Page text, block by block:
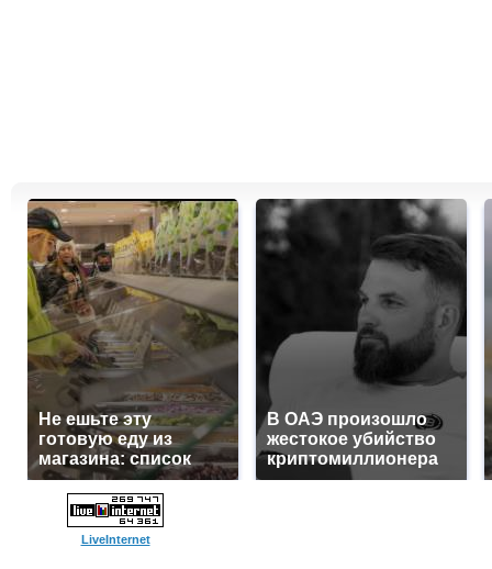
Не ешьте эту
готовую еду из
магазина: список
В ОАЭ произошло
жестокое убийство
криптомиллионера
LiveInternet